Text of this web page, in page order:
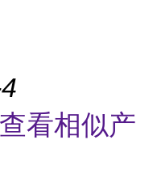
查看相似产